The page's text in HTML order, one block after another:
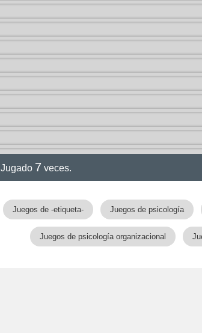
Jugado 7 veces.
Juegos de -etiqueta- Juegos de psicología
Juegos de psicología organizacional